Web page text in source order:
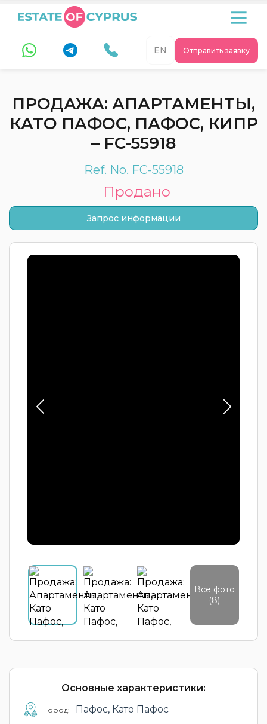
Отправить заявку
EN
ПРОДАЖА: АПАРТАМЕНТЫ,
КАТО ПАФОС, ПАФОС, КИПР
– FC-55918
Ref. No. FC-55918
Продано
Запрос информации
Все фото
(8)
Основные характеристики:
Город: Пафос, Като Пафос